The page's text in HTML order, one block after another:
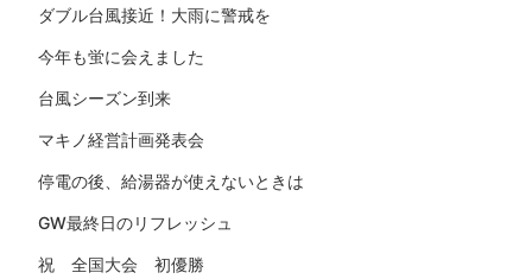
ダブル台風接近！大雨に警戒を
今年も蛍に会えました
台風シーズン到来
マキノ経営計画発表会
停電の後、給湯器が使えないときは
GW最終日のリフレッシュ
祝 全国大会 初優勝